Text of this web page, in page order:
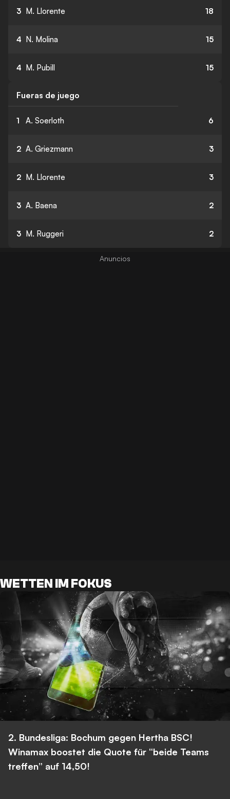
3 M. Llorente 18
4 N. Molina 15
4 M. Pubill 15
Fueras de juego
1 A. Soerloth 6
2 A. Griezmann 3
2 M. Llorente 3
3 A. Baena 2
3 M. Ruggeri 2
WETTEN IM FOKUS
2. Bundesliga: Bochum gegen Hertha BSC!
Winamax boostet die Quote für “beide Teams
treffen” auf 14,50!